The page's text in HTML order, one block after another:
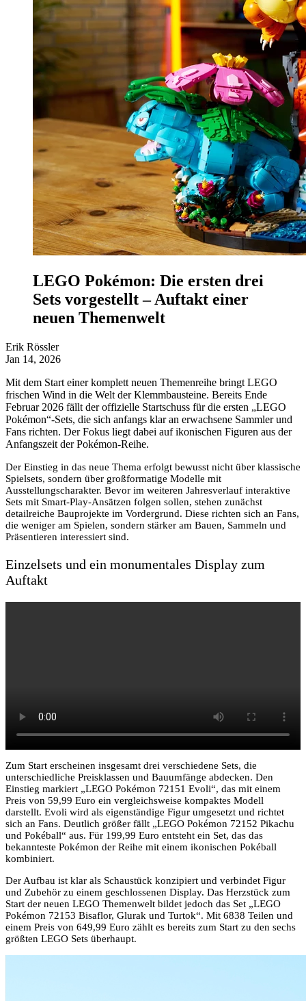
LEGO Pokémon: Die ersten drei
Sets vorgestellt – Auftakt einer
neuen Themenwelt
Erik Rössler
Jan 14, 2026
Mit dem Start einer komplett neuen Themenreihe bringt LEGO
frischen Wind in die Welt der Klemmbausteine. Bereits Ende
Februar 2026 fällt der offizielle Startschuss für die ersten „LEGO
Pokémon“-Sets, die sich anfangs klar an erwachsene Sammler und
Fans richten. Der Fokus liegt dabei auf ikonischen Figuren aus der
Anfangszeit der Pokémon-Reihe.
Der Einstieg in das neue Thema erfolgt bewusst nicht über klassische
Spielsets, sondern über großformatige Modelle mit
Ausstellungscharakter. Bevor im weiteren Jahresverlauf interaktive
Sets mit Smart-Play-Ansätzen folgen sollen, stehen zunächst
detailreiche Bauprojekte im Vordergrund. Diese richten sich an Fans,
die weniger am Spielen, sondern stärker am Bauen, Sammeln und
Präsentieren interessiert sind.
Einzelsets und ein monumentales Display zum
Auftakt
Zum Start erscheinen insgesamt drei verschiedene Sets, die
unterschiedliche Preisklassen und Bauumfänge abdecken. Den
Einstieg markiert „LEGO Pokémon 72151 Evoli“, das mit einem
Preis von 59,99 Euro ein vergleichsweise kompaktes Modell
darstellt. Evoli wird als eigenständige Figur umgesetzt und richtet
sich an Fans. Deutlich größer fällt „LEGO Pokémon 72152 Pikachu
und Pokéball“ aus. Für 199,99 Euro entsteht ein Set, das das
bekannteste Pokémon der Reihe mit einem ikonischen Pokéball
kombiniert.
Der Aufbau ist klar als Schaustück konzipiert und verbindet Figur
und Zubehör zu einem geschlossenen Display. Das Herzstück zum
Start der neuen LEGO Themenwelt bildet jedoch das Set „LEGO
Pokémon 72153 Bisaflor, Glurak und Turtok“. Mit 6838 Teilen und
einem Preis von 649,99 Euro zählt es bereits zum Start zu den sechs
größten LEGO Sets überhaupt.